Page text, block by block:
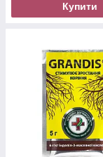
Купити